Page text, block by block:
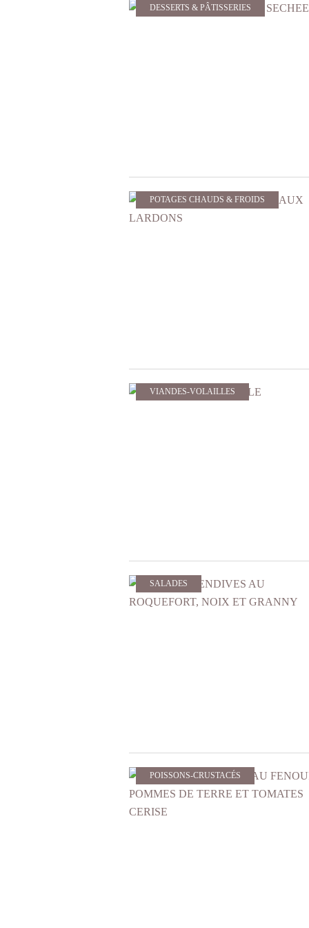
DESSERTS & PÂTISSERIES
POTAGES CHAUDS & FROIDS
VIANDES-VOLAILLES
SALADES
POISSONS-CRUSTACÉS